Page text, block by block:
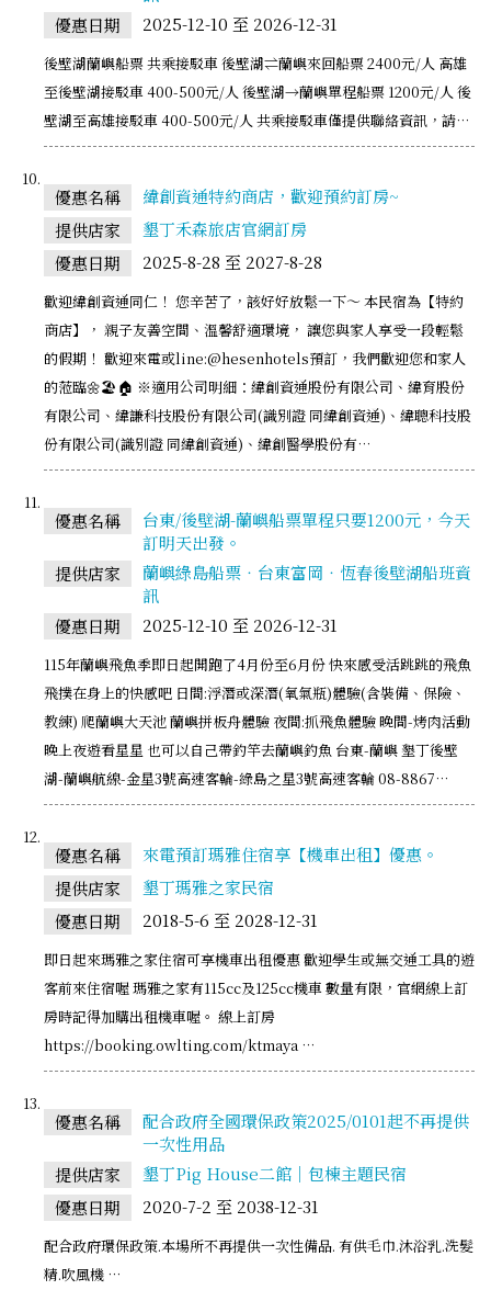
優惠日期
2025-12-10 至 2026-12-31
後壁湖蘭嶼船票 共乘接駁車 後壁湖⇌蘭嶼來回船票 2400元/人 高雄
至後壁湖接駁車 400-500元/人 後壁湖→蘭嶼單程船票 1200元/人 後
壁湖至高雄接駁車 400-500元/人 共乘接駁車僅提供聯絡資訊，請…
優惠名稱
緯創資通特約商店，歡迎預約訂房~
提供店家
墾丁禾森旅店官網訂房
優惠日期
2025-8-28 至 2027-8-28
歡迎緯創資通同仁！ 您辛苦了，該好好放鬆一下～ 本民宿為【特約
商店】， 親子友善空間、溫馨舒適環境， 讓您與家人享受一段輕鬆
的假期！ 歡迎來電或line:@hesenhotels預訂，我們歡迎您和家人
的蒞臨🌼🏖️🏠 ※適用公司明細：緯創資通股份有限公司、緯育股份
有限公司、緯謙科技股份有限公司(識別證 同緯創資通)、緯聰科技股
份有限公司(識別證 同緯創資通)、緯創醫學股份有…
優惠名稱
台東/後壁湖-蘭嶼船票單程只要1200元，今天
訂明天出發。
提供店家
蘭嶼綠島船票‧台東富岡‧恆春後壁湖船班資
訊
優惠日期
2025-12-10 至 2026-12-31
115年蘭嶼飛魚季即日起開跑了4月份至6月份 快來感受活跳跳的飛魚
飛撲在身上的快感吧 日間:浮潛或深潛(氧氣瓶)體驗(含裝備、保險、
教練) 爬蘭嶼大天池 蘭嶼拼板舟體驗 夜間:抓飛魚體驗 晚間-烤肉活動
晚上夜遊看星星 也可以自己帶釣竿去蘭嶼釣魚 台東-蘭嶼 墾丁後壁
湖-蘭嶼航線-金星3號高速客輪-綠島之星3號高速客輪 08-8867…
優惠名稱
來電預訂瑪雅住宿享【機車出租】優惠。
提供店家
墾丁瑪雅之家民宿
優惠日期
2018-5-6 至 2028-12-31
即日起來瑪雅之家住宿可享機車出租優惠 歡迎學生或無交通工具的遊
客前來住宿喔 瑪雅之家有115cc及125cc機車 數量有限，官網線上訂
房時記得加購出租機車喔。 線上訂房
https://booking.owlting.com/ktmaya …
優惠名稱
配合政府全國環保政策2025/0101起不再提供
一次性用品
提供店家
墾丁Pig House二館｜包棟主題民宿
優惠日期
2020-7-2 至 2038-12-31
配合政府環保政策.本場所不再提供一次性備品. 有供毛巾.沐浴乳.洗髮
精.吹風機 …